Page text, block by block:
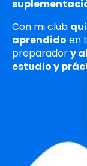
Con mi club
aprendido en
preparadory
estudio y